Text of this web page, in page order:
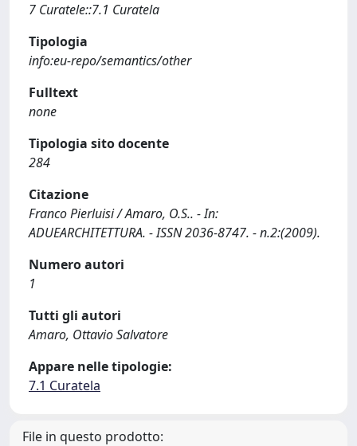
7 Curatele::7.1 Curatela
Tipologia
info:eu-repo/semantics/other
Fulltext
none
Tipologia sito docente
284
Citazione
Franco Pierluisi / Amaro, O.S.. - In:
ADUEARCHITETTURA. - ISSN 2036-8747. - n.2:(2009).
Numero autori
1
Tutti gli autori
Amaro, Ottavio Salvatore
Appare nelle tipologie:
7.1 Curatela
File in questo prodotto: